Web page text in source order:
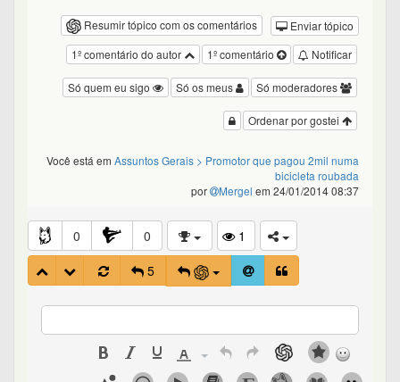
Resumir tópico com os comentários
Enviar tópico
Notificar
1º comentário
1º comentário do autor
Só moderadores
Só os meus
Só quem eu sigo
Ordenar por gostei
Você está em Assuntos Gerais > Promotor que pagou 2mil numa
bicicleta roubada
por
Mergel em 24/01/2014 08:37
0 0
1
5